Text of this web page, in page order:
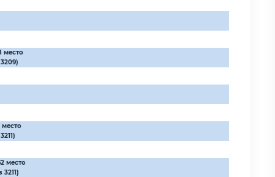
место
место
место
3211)